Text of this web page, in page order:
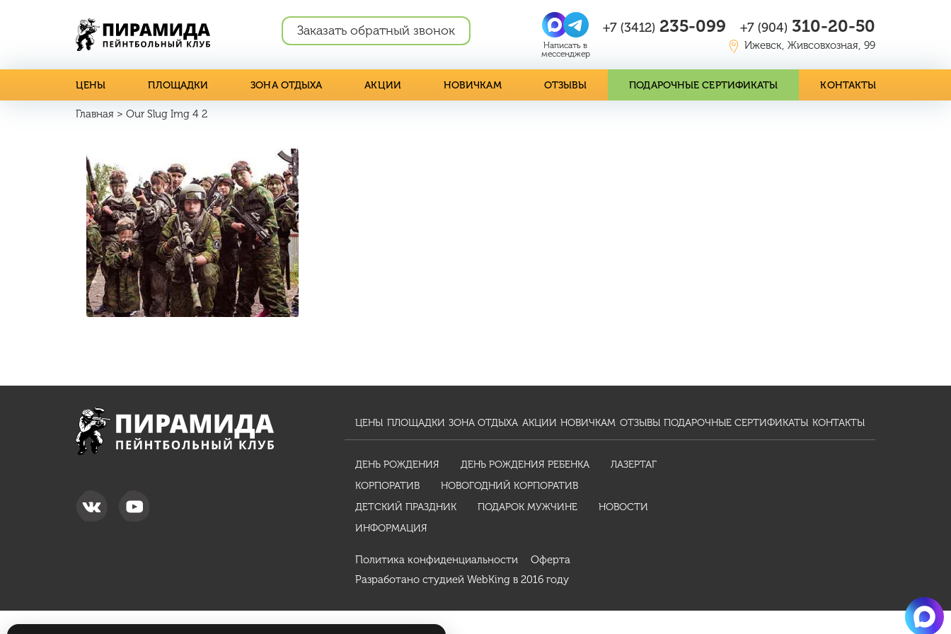
Заказать обратный звонок +7 (3412) 235-099 +7 (904) 310-20-50
Ижевск, Живсовхозная, 99
ЦЕНЫ ПЛОЩАДКИ ЗОНА ОТДЫХА АКЦИИ НОВИЧКАМ ОТЗЫВЫ ПОДАРОЧНЫЕ СЕРТИФИКАТЫ КОНТАКТЫ
Главная > Our Slug Img 4 2
ЦЕНЫ ПЛОЩАДКИ ЗОНА ОТДЫХА АКЦИИ НОВИЧКАМ ОТЗЫВЫ ПОДАРОЧНЫЕ СЕРТИФИКАТЫ КОНТАКТЫ
ДЕНЬ РОЖДЕНИЯ ДЕНЬ РОЖДЕНИЯ РЕБЕНКА
ЛАЗЕРТАГ
КОРПОРАТИВ
НОВОГОДНИЙ КОРПОРАТИВ
ДЕТСКИЙ ПРАЗДНИК
ПОДАРОК МУЖЧИНЕ
НОВОСТИ
ИНФОРМАЦИЯ
Политика конфиденциальности
Оферта
Разработано студией WebKing в 2016 году